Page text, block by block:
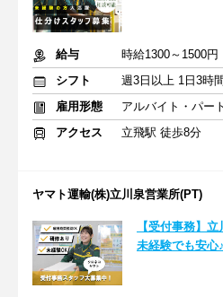
給与
時給1300～1500円
シフト
週3日以上 1日3時
雇用形態
アルバイト・パート
アクセス
立飛駅 徒歩8分
ヤマト運輸(株)立川泉営業所(PT)
【受付事務】
未経験でも安心